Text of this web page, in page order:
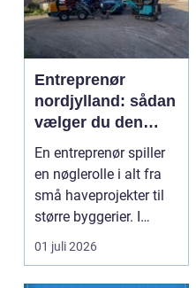
Entreprenør
nordjylland: sådan
vælger du den
rette
samarbejdspartner
til dit byggeri
En entreprenør spiller
en nøglerolle i alt fra
små haveprojekter til
større byggerier. I
Nordjylland...
01 juli 2026